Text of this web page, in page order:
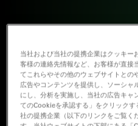
当社および当社の提携企業はクッキー
客様の連絡先情報など、お客様が直接
てこれらやその他のウェブサイトとの
広告やコンテンツを提供し、ソーシ
にし、分析を実施し、当社の広告キ
てのCookieを承認する」をクリック
社の提携企業（以下のリンクをご覧く